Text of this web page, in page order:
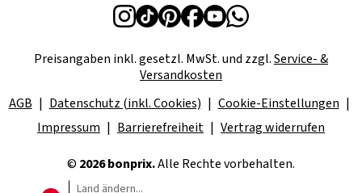
Preisangaben inkl. gesetzl. MwSt. und zzgl.Service- &
Versandkosten
AGB
Datenschutz (inkl. Cookies)
Cookie-Einstellungen
Impressum
Barrierefreiheit Vertrag widerrufen
© 2026 bonprix.Alle Rechte vorbehalten.
Land ändern...